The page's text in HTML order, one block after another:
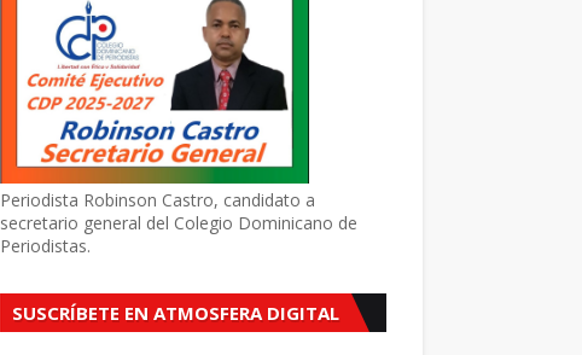
Periodista Robinson Castro, candidato a
secretario general del Colegio Dominicano de
Periodistas.
SUSCRÍBETE EN ATMOSFERA DIGITAL